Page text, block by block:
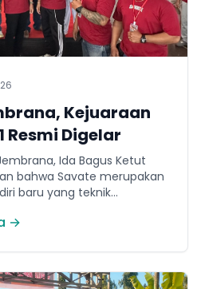
Kejuaraan
Resmi Digelar
Ida Bagus Ketut
bahwa Savate merupakan
baru yang teknik
bahwa ajang bertajuk
memfasilitasi minat
olahraga tarung.
→